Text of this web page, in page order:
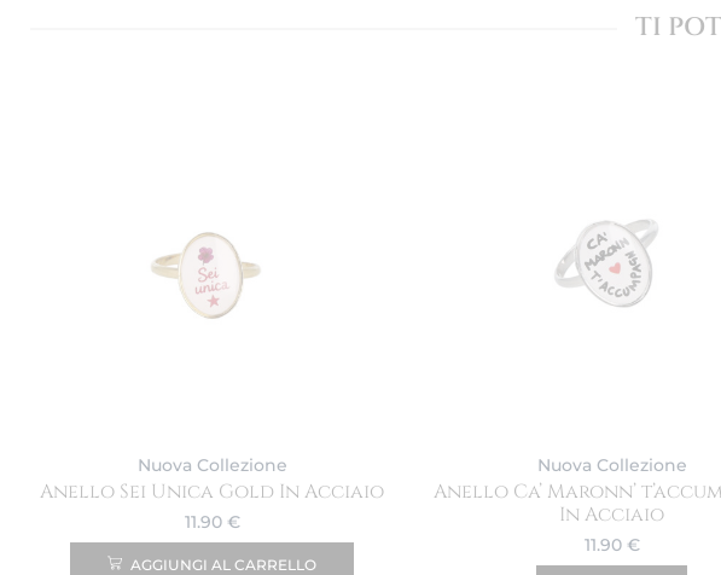
TI
Nuova Collezione
Anello Sei Unica Gold In Acciaio
11.90 €
AGGIUNGI AL CARRELLO
Nuova Collezione
Anello Ca’ Maronn’
In Acciaio
11.90 €